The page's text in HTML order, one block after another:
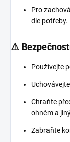
Pro
dle potřeby.
⚠️
Používejte
Chraňte
ohněm a
Zabraňte